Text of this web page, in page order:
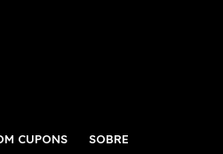
CUPONS SOBRE